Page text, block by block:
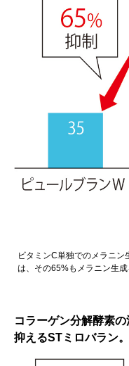
ビタミンC単独でのメラニ
は、その65%もメラニン生
コラーゲン分解酵素
抑えるSTミロバラン。